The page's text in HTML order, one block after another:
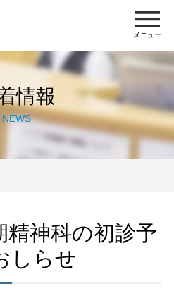
メニュー
情報
NEWS
精神科の初診予
しらせ